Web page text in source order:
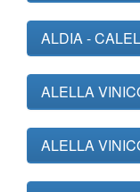
ALDIA -
ALELLA
ALELLA